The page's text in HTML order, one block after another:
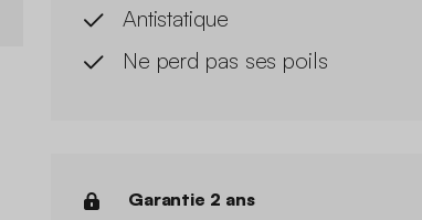
Antistatique
Ne perd pas ses poils
Garantie 2 ans